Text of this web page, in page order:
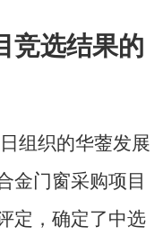
竞选结果的
组织的华蓥发展
金门窗采购项目
定，确定了中选